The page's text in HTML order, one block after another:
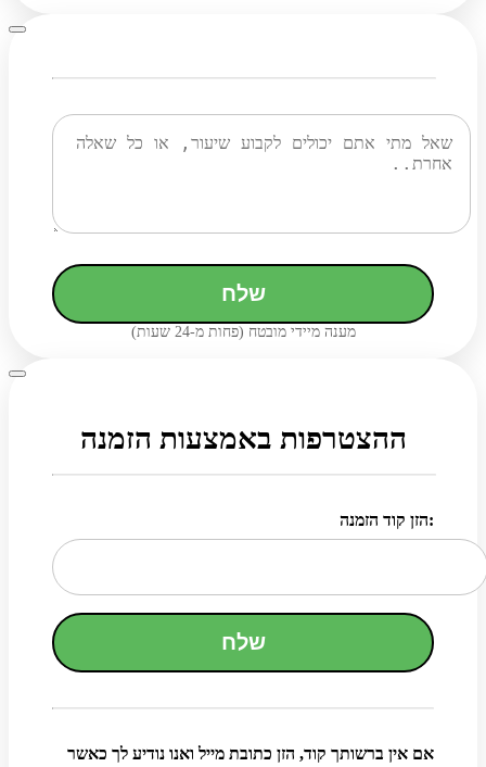
שלח
מענה מיידי מובטח (פחות מ-24 שעות)
ההצטרפות באמצעות הזמנה
הזן קוד הזמנה:
שלח
אם אין ברשותך קוד, הזן כתובת מייל ואנו נודיע לך כאשר